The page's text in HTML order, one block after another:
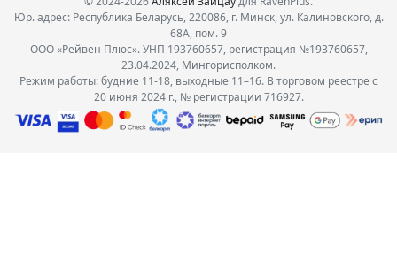
Юр. адрес: Республика Беларусь, 220086, г. Минск, ул. Калиновского, д.
68А, пом. 9
ООО «Рейвен Плюс». УНП 193760657, регистрация №193760657,
23.04.2024, Мингорисполком.
Режим работы: будние 11-18, выходные 11–16. В торговом реестре с
20 июня 2024 г., № регистрации 716927.